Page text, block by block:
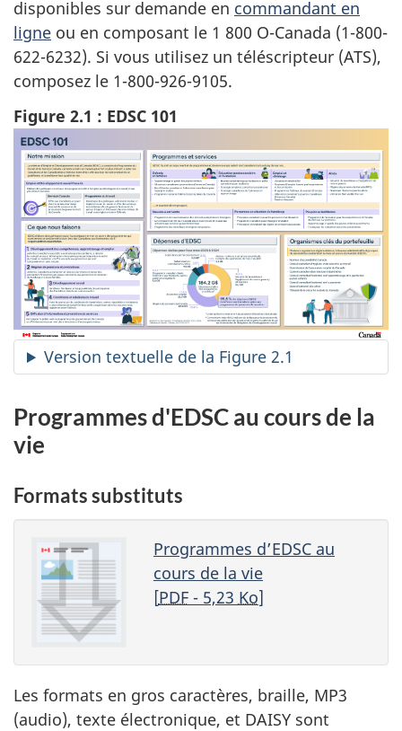
disponibles sur demande en commandant en
ligne ou en composant le 1 800 O-Canada (1-800-
622-6232). Si vous utilisez un téléscripteur (ATS),
composez le 1-800-926-9105.
Figure 2.1 : EDSC 101
Version textuelle de la Figure 2.1
Programmes d'EDSC au cours de la
vie
Formats substituts
Programmes d’EDSC au
cours de la vie
[PDF- 5,23 Ko]
Les formats en gros caractères, braille, MP3
(audio), texte électronique, et DAISY sont